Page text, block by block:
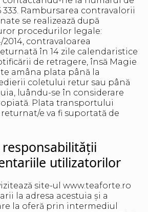
333. Rambursarea contravalorii
se realizează după
procedurilor legale:
contravaloarea
în 14 zile calendaristice
de retragere, însă Magie
amâna plata până la
coletului retur sau până
luându-se în considerare
Plata transportului
e va fi suportată de
utilizatorilor
site-ul www.teaforte.ro
la adresa acestuia și a
la oferă prin intermediul